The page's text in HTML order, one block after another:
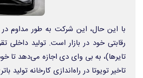
با این حال، این شرکت به طور مداوم
رقابتی خود در بازار است. تولید داخلی
تایرها)، به بی‌ وای‌ دی اجازه می‌دهد تا
تاخیر تویوتا در راه‌اندازی کارخانه‌